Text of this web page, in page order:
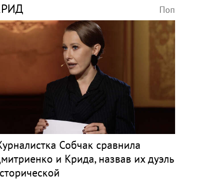
Поп
Собчак сравнила
и Крида, назвав их дуэль